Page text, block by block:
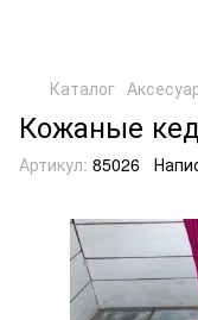
Каталог
Кожаные
Артикул: 85026